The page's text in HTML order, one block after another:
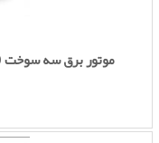
موتور برق سه سوخت 10کیلو وات دوو مدل GDA10500ST